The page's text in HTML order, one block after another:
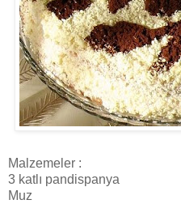
Malzemeler :
3 katlı pandispanya
Muz